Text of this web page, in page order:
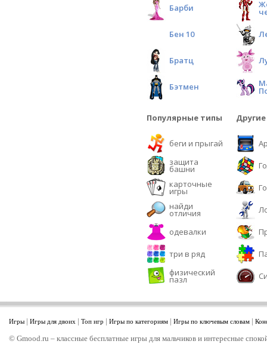
Барби
Бен 10
Братц
Бэтмен
Популярные типы
беги и прыгай
защита
башни
карточные
игры
найди
отличия
одевалки
три в ряд
физический
пазл
Игры | Игры для двоих | Топ игр | Игры по категориям | Игры по ключевым словам |
© Gmood.ru – классные бесплатные игры для мальчиков и интересные